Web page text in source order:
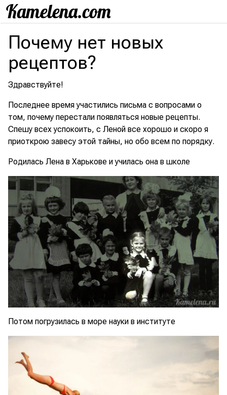
Почему нет новых
рецептов?
Здравствуйте!
Последнее время участились письма с вопросами о
том, почему перестали появляться новые рецепты.
Спешу всех успокоить, с Леной все хорошо и скоро я
приоткрою завесу этой тайны, но обо всем по порядку.
Родилась Лена в Харькове и училась она в школе
Потом погрузилась в море науки в институте